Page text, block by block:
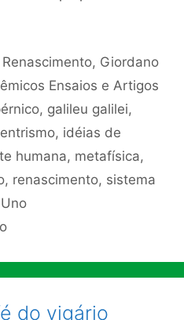
, Giordano
Ensaios e Artigos
, galileu galilei,
, idéias de
humana, metafísica,
, renascimento, sistema
Uno
do vigário